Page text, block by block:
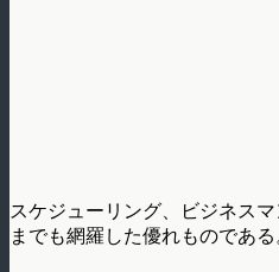
スケジューリング、ビジネス
までも網羅した優れものである